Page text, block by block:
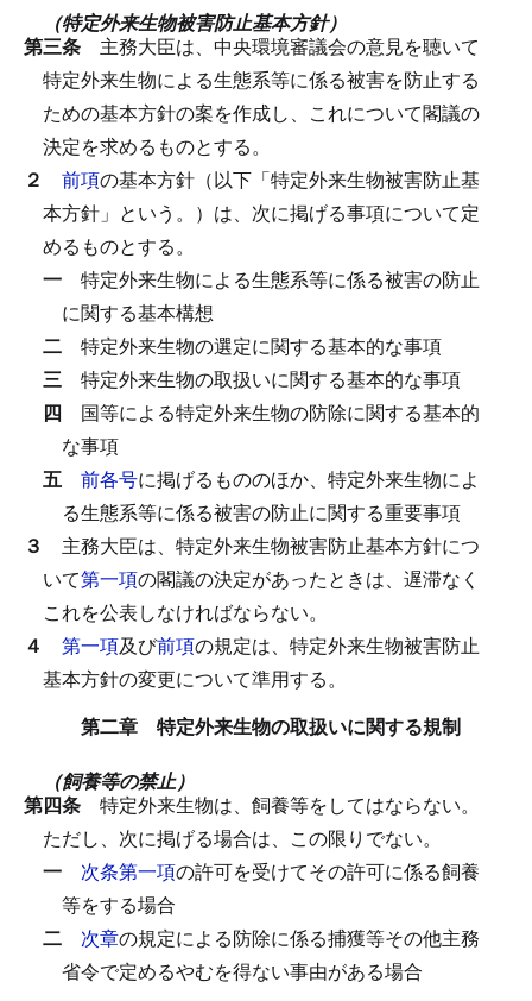
（特定外来生物被害防止基本方針）
第三条 主務大臣は、中央環境審議会の意見を聴いて
特定外来生物による生態系等に係る被害を防止する
ための基本方針の案を作成し、これについて閣議の
決定を求めるものとする。
２ 前項の基本方針（以下「特定外来生物被害防止基
本方針」という。）は、次に掲げる事項について定
めるものとする。
一 特定外来生物による生態系等に係る被害の防止
に関する基本構想
二 特定外来生物の選定に関する基本的な事項
三 特定外来生物の取扱いに関する基本的な事項
四 国等による特定外来生物の防除に関する基本的
な事項
五 前各号に掲げるもののほか、特定外来生物によ
る生態系等に係る被害の防止に関する重要事項
３ 主務大臣は、特定外来生物被害防止基本方針につ
いて第一項の閣議の決定があったときは、遅滞なく
これを公表しなければならない。
４ 第一項及び前項の規定は、特定外来生物被害防止
基本方針の変更について準用する。
第二章 特定外来生物の取扱いに関する規制
（飼養等の禁止）
第四条 特定外来生物は、飼養等をしてはならない。
ただし、次に掲げる場合は、この限りでない。
一 次条第一項の許可を受けてその許可に係る飼養
等をする場合
二 次章の規定による防除に係る捕獲等その他主務
省令で定めるやむを得ない事由がある場合